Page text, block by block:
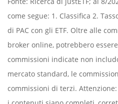
come segue: 1. Classifica 2.
di PAC con gli ETF. Oltre alle
broker online, potrebbero
commissioni indicate non
mercato standard, le
commissioni di terzi.